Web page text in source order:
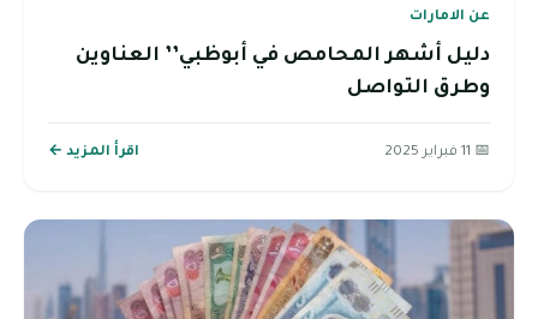
عن الامارات
دليل أشهر المحامص في أبوظبي’’ العناوين
وطرق التواصل
📅 11 فبراير 2025 اقرأ المزيد ←